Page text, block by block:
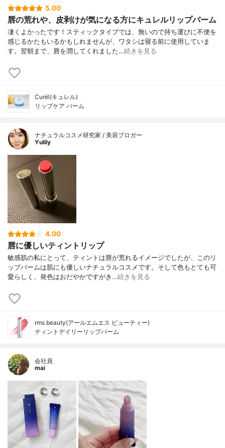
5.00
唇の荒れや、皮剥けが気になる方にキュレルリップバーム
凄くよかったです！スティックタイプでは、無いので持ち運びに不便を
感じるかたもいるかもしれませんが、ワタシは寝る前に使用していま
す。翌朝まで、唇を潤してくれました…続きを見る
Curél(キュレル)
リップケア バーム
ナチュラルコスメ研究家 / 美容ブロガー
Yulily
4.00
唇に優しいティントリップ
敏感肌の私にとって、ティントは唇が荒れるイメージでしたが、このリ
ップバームは肌にも優しいナチュラルコスメです。そして色もとても可
愛らしく、発色はおだやかですがき…続きを見る
rms beauty(アールエムエス ビューティー)
ティントデイリーリップバーム
会社員
mai